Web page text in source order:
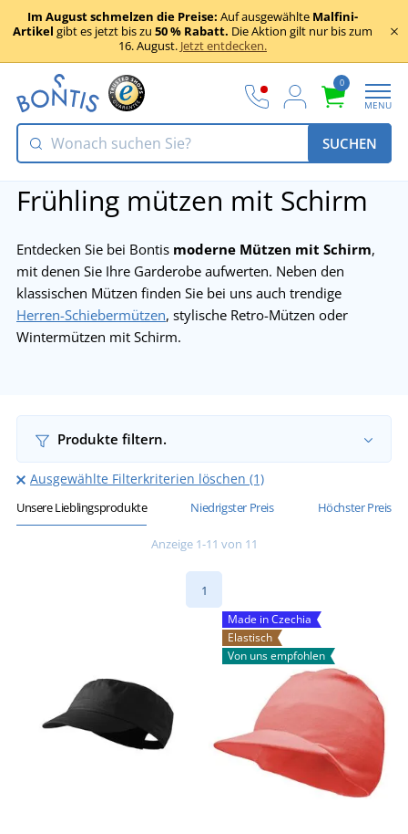
Im August schmelzen die Preise: Auf ausgewählte Malfini-
Artikel gibt es jetzt bis zu 50 % Rabatt. Die Aktion gilt nur bis zum
16. August. Jetzt entdecken.
0
MENU
SUCHEN
Frühling mützen mit Schirm
Entdecken Sie bei Bontis moderne Mützen mit Schirm,
mit denen Sie Ihre Garderobe aufwerten. Neben den
klassischen Mützen finden Sie bei uns auch trendige
Herren-Schiebermützen, stylische Retro-Mützen oder
Wintermützen mit Schirm.
Produkte filtern.
Ausgewählte Filterkriterien löschen (1)
Unsere Lieblingsprodukte Niedrigster Preis Höchster Preis
Anzeige 1-11 von 11
1
Made in Czechia
Elastisch
Von uns empfohlen